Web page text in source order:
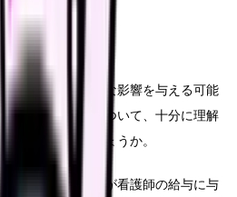
投稿文コピー
師の給与に大きな影響を与える可能
な影響や対策について、十分に理解
のではないでしょうか。
、診療報酬改定が看護師の給与に与